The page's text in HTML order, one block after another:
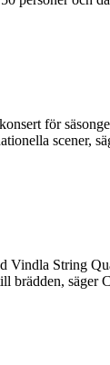
för
String
brädden,